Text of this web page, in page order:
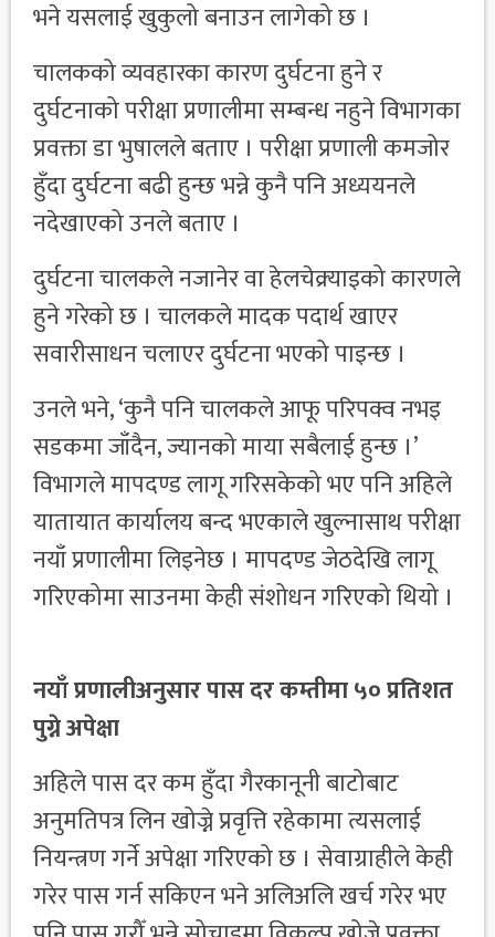
भने यसलाई खुकुलो बनाउन लागेको छ ।
चालकको व्यवहारका कारण दुर्घटना हुने र
दुर्घटनाको परीक्षा प्रणालीमा सम्बन्ध नहुने विभागका
प्रवक्ता डा भुषालले बताए । परीक्षा प्रणाली कमजोर
हुँदा दुर्घटना बढी हुन्छ भन्ने कुनै पनि अध्ययनले
नदेखाएको उनले बताए ।
दुर्घटना चालकले नजानेर वा हेलचेक्र्याइको कारणले
हुने गरेको छ । चालकले मादक पदार्थ खाएर
सवारीसाधन चलाएर दुर्घटना भएको पाइन्छ ।
उनले भने, ‘कुनै पनि चालकले आफू परिपक्व नभइ
सडकमा जाँदैन, ज्यानको माया सबैलाई हुन्छ ।’
विभागले मापदण्ड लागू गरिसकेको भए पनि अहिले
यातायात कार्यालय बन्द भएकाले खुल्नासाथ परीक्षा
नयाँ प्रणालीमा लिइनेछ । मापदण्ड जेठदेखि लागू
गरिएकोमा साउनमा केही संशोधन गरिएको थियो ।
नयाँ प्रणालीअनुसार पास दर कम्तीमा ५० प्रतिशत
पुग्ने अपेक्षा
अहिले पास दर कम हुँदा गैरकानूनी बाटोबाट
अनुमतिपत्र लिन खोज्ने प्रवृत्ति रहेकामा त्यसलाई
नियन्त्रण गर्ने अपेक्षा गरिएको छ । सेवाग्राहीले केही
गरेर पास गर्न सकिएन भने अलिअलि खर्च गरेर भए